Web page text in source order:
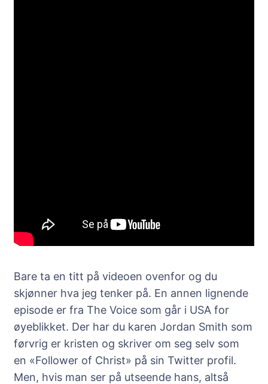
Bare ta en titt på videoen ovenfor og du
skjønner hva jeg tenker på. En annen lignende
episode er fra The Voice som går i USA for
øyeblikket. Der har du karen Jordan Smith som
førvrig er kristen og skriver om seg selv som
en «Follower of Christ» på sin Twitter profil.
Men, hvis man ser på utseende hans, altså